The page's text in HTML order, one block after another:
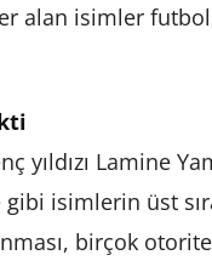
alan isimler
yıldızı Lamine
isimlerin üst
birçok